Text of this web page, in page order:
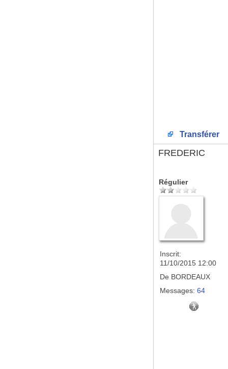
Transférer
FREDERIC
Régulier
Inscrit:
11/10/2015 12:00
De BORDEAUX
Messages: 64